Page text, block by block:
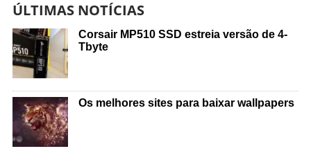
ÚLTIMAS NOTÍCIAS
Corsair MP510 SSD estreia versão de 4-
Tbyte
Os melhores sites para baixar wallpapers